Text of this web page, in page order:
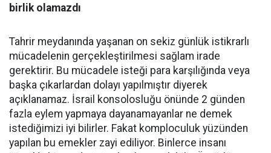
birlik olamazdı
Tahrir meydanında yaşanan on sekiz günlük istikrarlı
mücadelenin gerçekleştirilmesi sağlam irade
gerektirir. Bu mücadele isteği para karşılığında veya
başka çıkarlardan dolayı yapılmıştır diyerek
açıklanamaz. İsrail konsolosluğu önünde 2 günden
fazla eylem yapmaya dayanamayanlar ne demek
istediğimizi iyi bilirler. Fakat komploculuk yüzünden
yapılan bu emekler zayi ediliyor. Binlerce insanı